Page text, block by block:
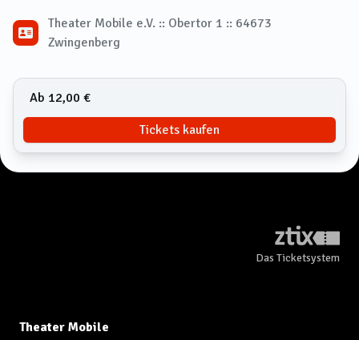
Theater Mobile e.V. :: Obertor 1 :: 64673
Zwingenberg
Ab 12,00 €
Tickets kaufen
Das Ticketsystem
Theater Mobile